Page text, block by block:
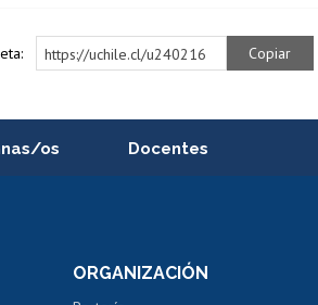
https://uchile.cl/u240216 Copiar
os Docentes
Perfeccionamiento
ORGANIZACIÓN